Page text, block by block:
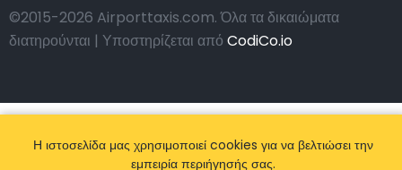
©2015-2026 Airporttaxis.com.Όλα τα δικαιώματα
διατηρούνται | Υποστηρίζεται από CodiCo.io
Η ιστοσελίδα μας χρησιμοποιεί cookies για να βελτιώσει την
εμπειρία περιήγησής σας.